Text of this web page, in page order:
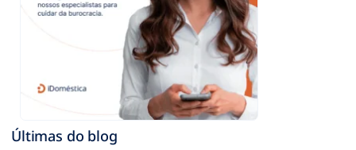
Últimas do blog